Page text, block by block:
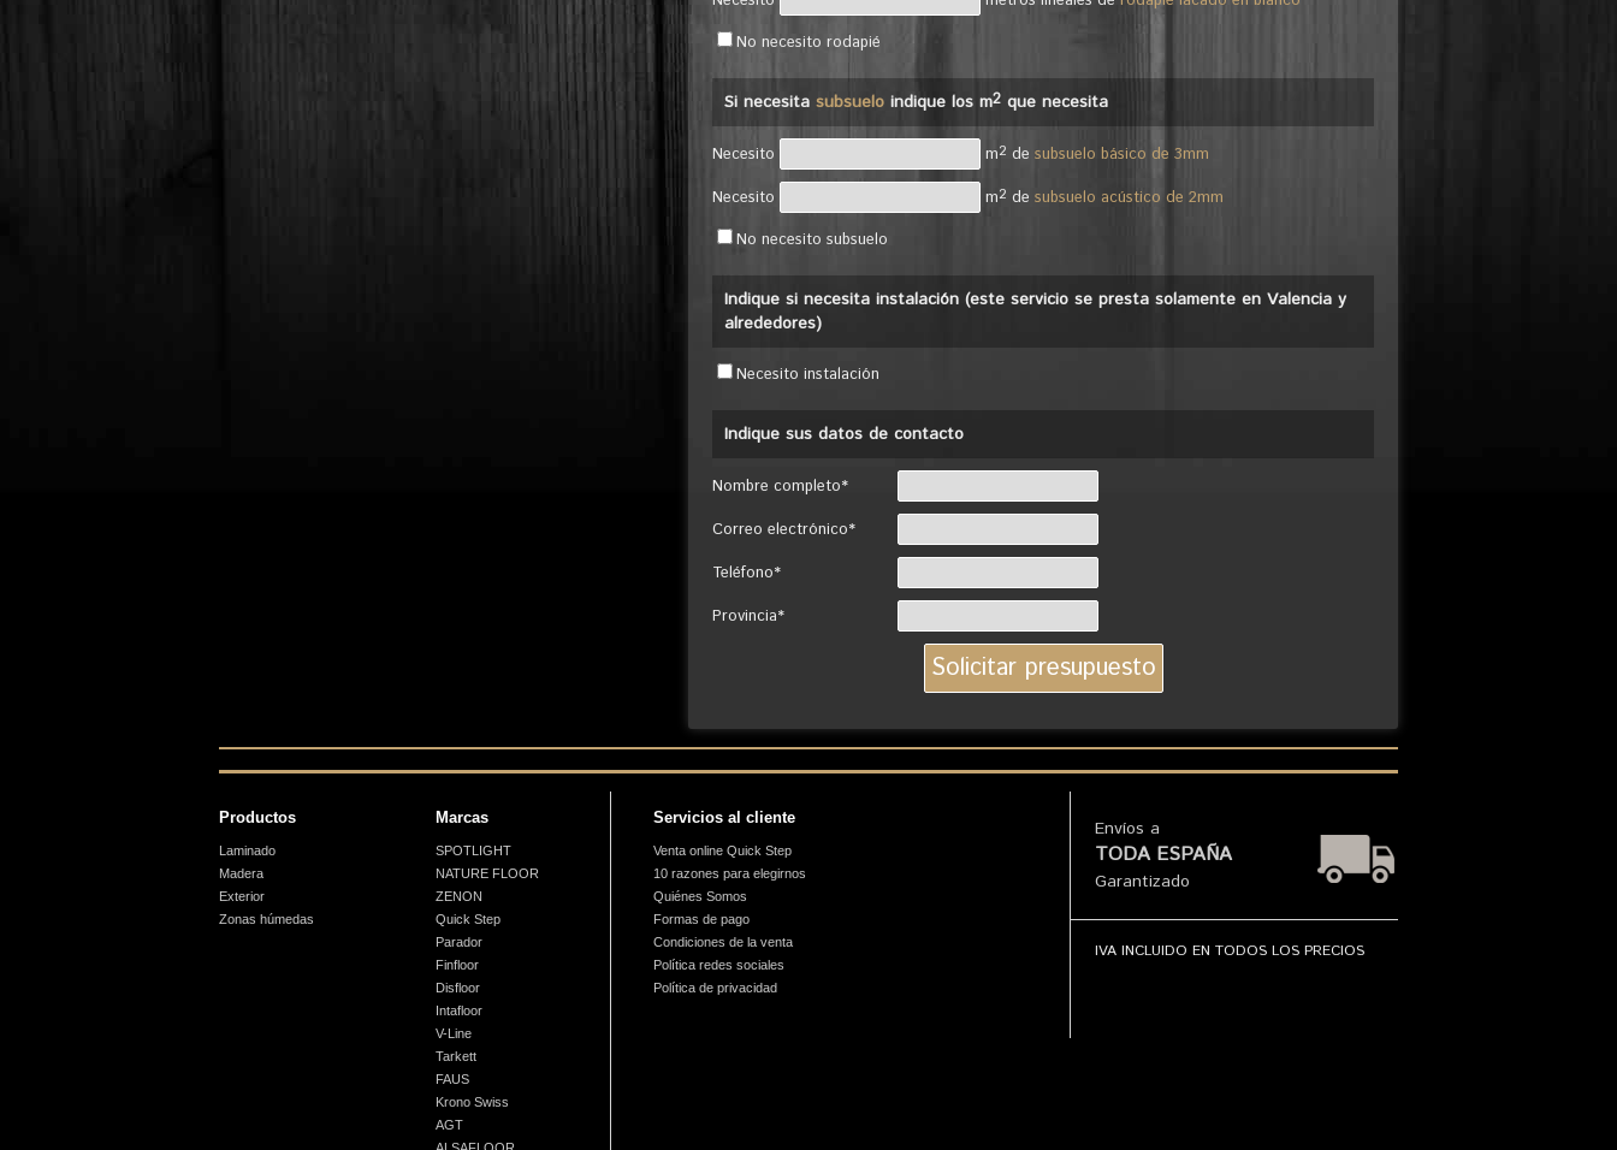
No necesito rodapié
Si necesita subsuelo indique los m2 que necesita
Necesito m2 de subsuelo básico de 3mm
Necesito
m2 de subsuelo acústico de 2mm
No necesito subsuelo
Indique si necesita instalación (este servicio se presta solamente en Valencia y
alrededores)
Necesito instalación
Indique sus datos de contacto
Nombre completo*
Correo electrónico*
Teléfono*
Provincia*
Productos
Laminado
Madera
Exterior
Zonas húmedas
Marcas
SPOTLIGHT
NATURE FLOOR
ZENON
Quick Step
Parador
Finfloor
Disfloor
Intafloor
V-Line
Tarkett
FAUS
Krono Swiss
AGT
Servicios al cliente
Venta online Quick Step
10 razones para elegirnos
Quiénes Somos
Formas de pago
Condiciones de la venta
Política redes sociales
Política de privacidad
Envíos a
TODA ESPAÑA
Garantizado
IVA INCLUIDO EN TODOS LOS PRECIOS